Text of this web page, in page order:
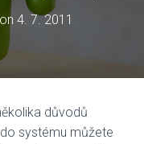
on 4. 7. 2011
důvodů
systému můžete